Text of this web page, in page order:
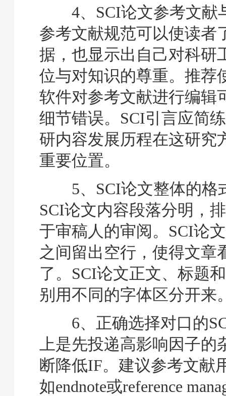
4、SCI论文参考文献
参考文献规范可以使读者
据，也显示出自己对科研
位与对知识的尊重。推荐
软件对参考文献进行编辑
细节错误。SCI引言应简
研内容发展历程在这研究
重要位置。
5、SCI论文整体的格
SCI论文内容段落分明，
于审稿人的审阅。SCI论
之间留出空行，使得文章
了。SCI论文正文、标题
别用不同的字体区分开来
6、正确选择对口的
上是先投递高影响因子的
断降低IF。建议参考文献
如endnote或reference